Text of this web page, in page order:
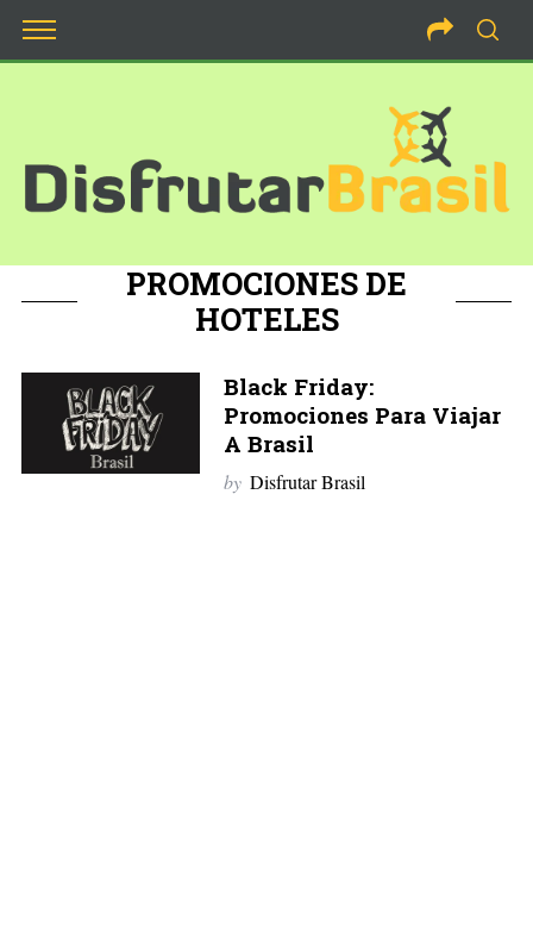
PROMOCIONES DE
HOTELES
Black Friday:
Promociones Para Viajar
A Brasil
by Disfrutar Brasil